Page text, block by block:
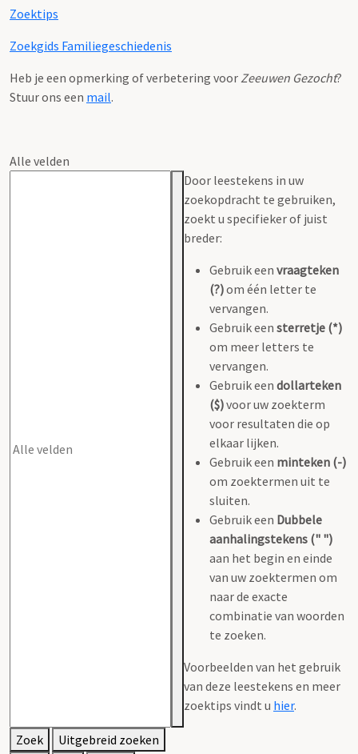
Zoektips
Zoekgids Familiegeschiedenis
Heb je een opmerking of verbetering voor Zeeuwen Gezocht?
Stuur ons een mail.
Alle velden
Door leestekens in uw
zoekopdracht te gebruiken,
zoekt u specifieker of juist
breder:
Gebruik een vraagteken
(?)om één letter te
vervangen.
Gebruik een sterretje (*)
om meer letters te
vervangen.
Gebruik een dollarteken
($)voor uw zoekterm
voor resultaten die op
elkaar lijken.
Gebruik een minteken (-)
om zoektermen uit te
sluiten.
Gebruik een Dubbele
aanhalingstekens (" ")
aan het begin en einde
van uw zoektermen om
naar de exacte
combinatie van woorden
te zoeken.
Voorbeelden van het gebruik
van deze leestekens en meer
zoektips vindt u hier.
Zoek
Uitgebreid zoeken